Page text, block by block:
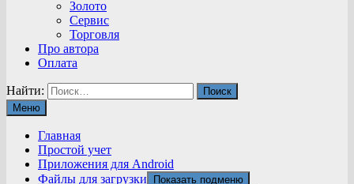
Золото
Сервис
Торговля
Про автора
Оплата
Найти:
Меню
Главная
Простой учет
Приложения для Android
Файлы для загрузки
Показать подменю